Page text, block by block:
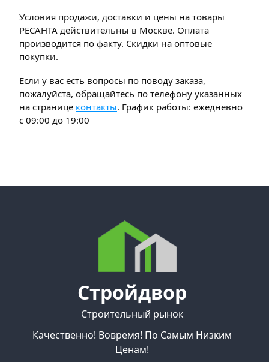
Условия продажи, доставки и цены на товары
РЕСАНТА действительны в Москве. Оплата
производится по факту. Скидки на оптовые
покупки.
Если у вас есть вопросы по поводу заказа,
пожалуйста, обращайтесь по телефону указанных
на странице контакты. График работы: ежедневно
с 09:00 до 19:00
Стройдвор
Строительный рынок
Качественно! Вовремя! По Самым Низким
Ценам!